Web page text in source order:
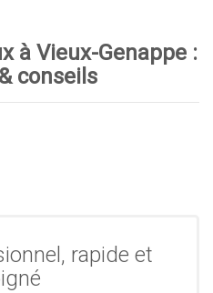
à Vieux-Genappe :
conseils
rapide et